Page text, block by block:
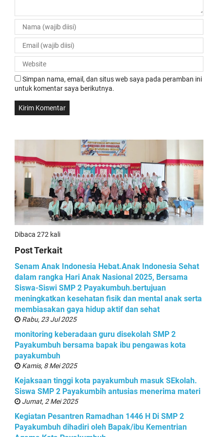
Simpan nama, email, dan situs web saya pada peramban ini
untuk komentar saya berikutnya.
Dibaca 272 kali
Post Terkait
Senam Anak Indonesia Hebat.Anak Indonesia Sehat
dalam rangka Hari Anak Nasional 2025, Bersama
Siswa-Siswi SMP 2 Payakumbuh.bertujuan
meningkatkan kesehatan fisik dan mental anak serta
membiasakan gaya hidup aktif dan sehat
Rabu, 23 Jul 2025
monitoring keberadaan guru disekolah SMP 2
Payakumbuh bersama bapak ibu pengawas kota
payakumbuh
Kamis, 8 Mei 2025
Kejaksaan tinggi kota payakumbuh masuk SEkolah.
Siswa SMP 2 Payakumbih antusias menerima materi
Jumat, 2 Mei 2025
Kegiatan Pesantren Ramadhan 1446 H Di SMP 2
Payakumbuh dihadiri oleh Bapak/ibu Kementrian